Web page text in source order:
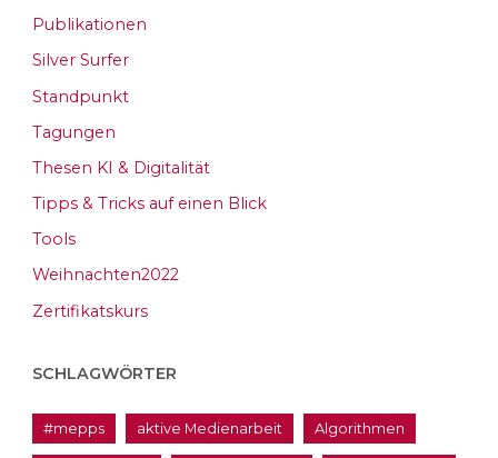
Publikationen
Silver Surfer
Standpunkt
Tagungen
Thesen KI & Digitalität
Tipps & Tricks auf einen Blick
Tools
Weihnachten2022
Zertifikatskurs
SCHLAGWÖRTER
#mepps aktive Medienarbeit Algorithmen